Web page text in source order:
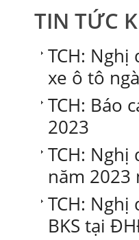
TIN TỨC
TCH:
xe ô tô
TCH: Báo
2023
TCH:
năm 2023
TCH:
BKS tại